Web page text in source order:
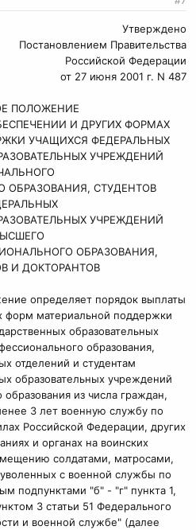
Утверждено
Постановлением Правительства
Российской Федерации
от 27 июня 2001 г. N 487​
ПОЛОЖЕНИЕ
И ДРУГИХ ФОРМАХ
УЧАЩИХСЯ ФЕДЕРАЛЬНЫХ
УЧРЕЖДЕНИЙ
ОБРАЗОВАНИЯ, СТУДЕНТОВ
УЧРЕЖДЕНИЙ
ОБРАЗОВАНИЯ,
И ДОКТОРАНТОВ​
определяет порядок выплаты
форм материальной поддержки
образовательных
образования,
отделений и студентам
образовательных учреждений
из числа граждан,
3 лет военную службу по
Российской Федерации, других
и органах на воинских
солдатами, матросами,
с военной службы по
подпунктами "б" - "г" пункта 1,
3 статьи 51 Федерального
и военной службе" (далее